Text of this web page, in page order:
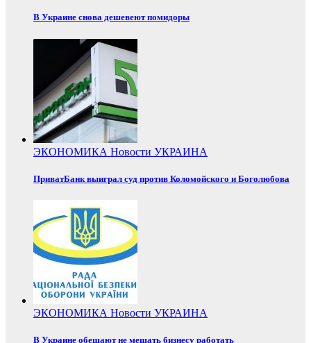
В Украине снова дешевеют помидоры
ЭКОНОМИКА Новости УКРАИНА
ПриватБанк выиграл суд против Коломойского и Боголюбова
ЭКОНОМИКА Новости УКРАИНА
В Украине обещают не мешать бизнесу работать